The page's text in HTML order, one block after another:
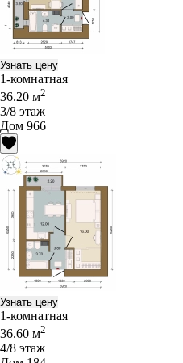
Узнать цену
1-комнатная
36.20 м2
3/8 этаж
Дом 966
Узнать цену
1-комнатная
36.60 м2
4/8 этаж